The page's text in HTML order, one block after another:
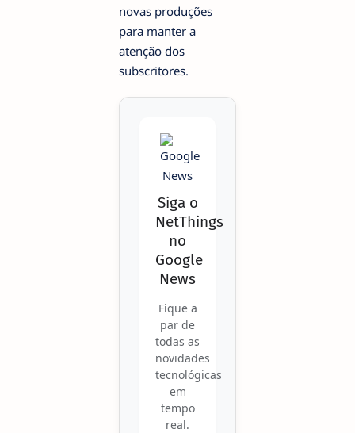
novas produções
para manter a
atenção dos
subscritores.
Siga o
NetThings
no
Google
News
Fique a
par de
todas as
novidades
tecnológicas
em
tempo
real.